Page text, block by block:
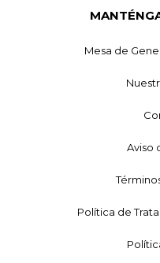
Mesa de
Aviso
Política de